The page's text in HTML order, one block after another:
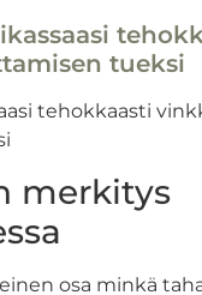
tueksi
tehokkaasti
merkitys
osa minkä